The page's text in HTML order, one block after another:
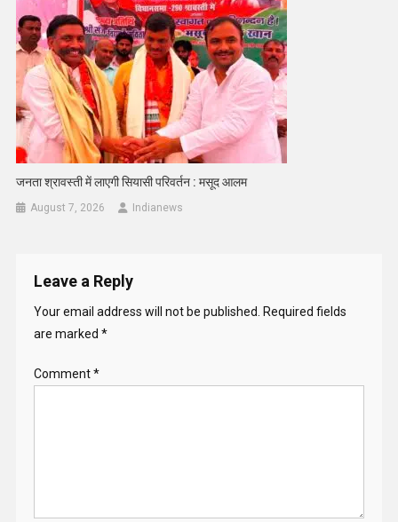
जनता श्रावस्ती में लाएगी सियासी परिवर्तन : मसूद आलम
August 7, 2026 Indianews
Leave a Reply
Your email address will not be published.
Required fields
are marked *
Comment*